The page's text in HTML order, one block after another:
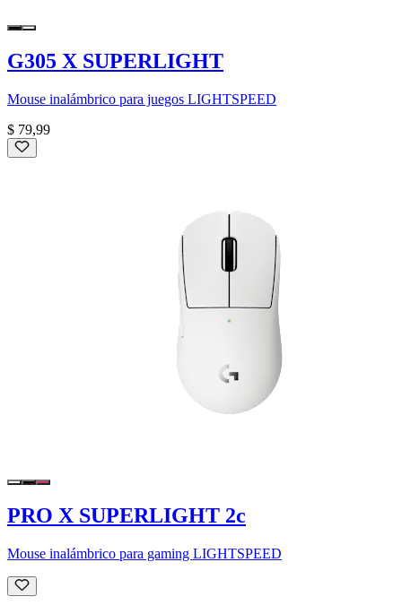
G305 X SUPERLIGHT
Mouse inalámbrico para juegos LIGHTSPEED
$ 79,99
PRO X SUPERLIGHT 2c
Mouse inalámbrico para gaming LIGHTSPEED